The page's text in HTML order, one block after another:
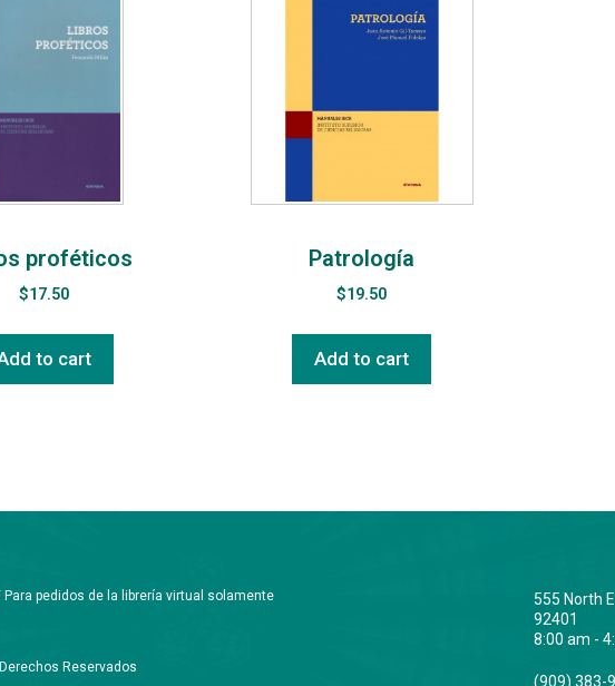
proféticos
$17.50
to cart
Patrología
$19.50
Add to cart
/ Para pedidos de la librería virtual solamente
Reservados
555 North
92401
8:00 am -
(909) 383-